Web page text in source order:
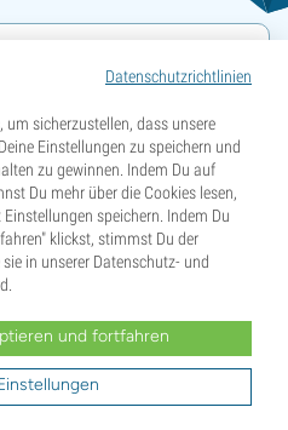
und es gelten dieDatenschutzrichtlinie
wir Champions!
Datenschutzrichtlinien
sicherzustellen, dass unsere
Einstellungen zu speichern und
zu gewinnen. Indem Du auf
Du mehr über die Cookies lesen,
speichern. Indem Du
klickst, stimmst Du der
in unserer Datenschutz- und
und fortfahren